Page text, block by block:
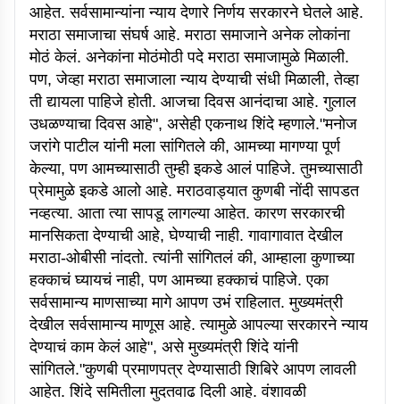
आहेत. सर्वसामान्यांना न्याय देणारे निर्णय सरकारने घेतले आहे.
मराठा समाजाचा संघर्ष आहे. मराठा समाजाने अनेक लोकांना
मोठं केलं. अनेकांना मोठंमोठी पदे मराठा समाजामुळे मिळाली.
पण, जेव्हा मराठा समाजाला न्याय देण्याची संधी मिळाली, तेव्हा
ती द्यायला पाहिजे होती. आजचा दिवस आनंदाचा आहे. गुलाल
उधळण्याचा दिवस आहे", असेही एकनाथ शिंदे म्हणाले."मनोज
जरांगे पाटील यांनी मला सांगितले की, आमच्या मागण्या पूर्ण
केल्या, पण आमच्यासाठी तुम्ही इकडे आलं पाहिजे. तुमच्यासाठी
प्रेमामुळे इकडे आलो आहे. मराठवाड्यात कुणबी नोंदी सापडत
नव्हत्या. आता त्या सापडू लागल्या आहेत. कारण सरकारची
मानसिकता देण्याची आहे, घेण्याची नाही. गावागावात देखील
मराठा-ओबीसी नांदतो. त्यांनी सांगितलं की, आम्हाला कुणाच्या
हक्काचं घ्यायचं नाही, पण आमच्या हक्काचं पाहिजे. एका
सर्वसामान्य माणसाच्या मागे आपण उभं राहिलात. मुख्यमंत्री
देखील सर्वसामान्य माणूस आहे. त्यामुळे आपल्या सरकारने न्याय
देण्याचं काम केलं आहे", असे मुख्यमंत्री शिंदे यांनी
सांगितले."कुणबी प्रमाणपत्र देण्यासाठी शिबिरे आपण लावली
आहेत. शिंदे समितीला मुदतवाढ दिली आहे. वंशावळी